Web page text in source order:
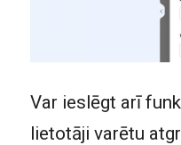
Var ieslēgt arī
lietotāji varētu